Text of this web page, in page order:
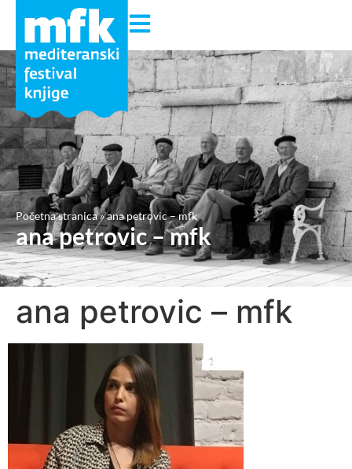
Početna stranica»ana petrovic – mfk
ana petrovic – mfk
ana petrovic – mfk